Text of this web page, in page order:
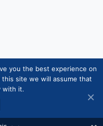
ry 2026 |
| Henkilötietojen
you the best experience on
site we will assume that
with it.